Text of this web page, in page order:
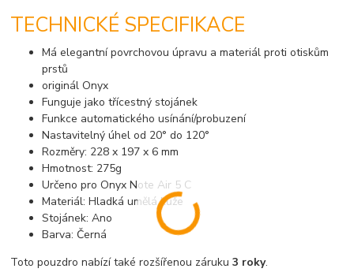
TECHNICKÉ SPECIFIKACE
Má elegantní povrchovou úpravu a materiál proti otiskům
prstů
originál Onyx
Funguje jako třícestný stojánek
Funkce automatického usínání/probuzení
Nastavitelný úhel od 20° do 120°
Rozměry: 228 x 197 x 6 mm
Hmotnost: 275g
Určeno pro Onyx Note Air 5 C
Materiál: Hladká umělá kůže
Stojánek: Ano
Barva: Černá
Toto pouzdro nabízí také rozšířenou záruku3 roky.